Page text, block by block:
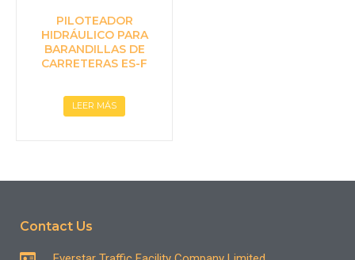
PILOTEADOR
HIDRÁULICO PARA
BARANDILLAS DE
CARRETERAS ES-F
LEER MÁS
Contact Us